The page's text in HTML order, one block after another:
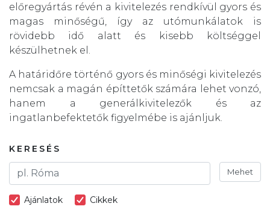
előregyártás révén a kivitelezés rendkívül gyors és
magas minőségű, így az utómunkálatok is
rövidebb idő alatt és kisebb költséggel
készülhetnek el.
A határidőre történő gyors és minőségi kivitelezés
nemcsak a magán építtetők számára lehet vonzó,
hanem a generálkivitelezők és az
ingatlanbefektetők figyelmébe is ajánljuk.
KERESÉS
Mehet
Ajánlatok Cikkek